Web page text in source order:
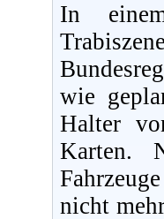
In
wie
Halter
Karten.
nicht